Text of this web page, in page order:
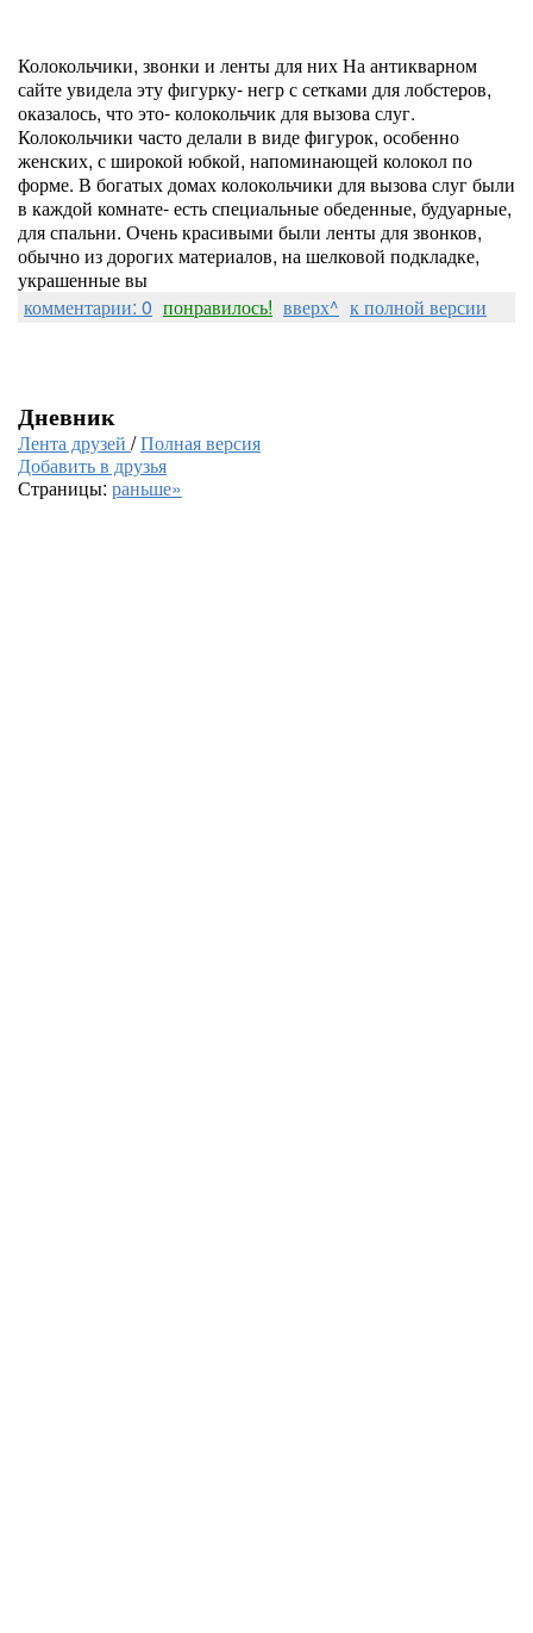
Колокольчики, звонки и ленты для них На антикварном
сайте увидела эту фигурку- негр с сетками для лобстеров,
оказалось, что это- колокольчик для вызова слуг.
Колокольчики часто делали в виде фигурок, особенно
женских, с широкой юбкой, напоминающей колокол по
форме. В богатых домах колокольчики для вызова слуг были
в каждой комнате- есть специальные обеденные, будуарные,
для спальни. Очень красивыми были ленты для звонков,
обычно из дорогих материалов, на шелковой подкладке,
украшенные вы
комментарии: 0 понравилось! вверх^ к полной версии
Дневник
Лента друзей /Полная версия
Добавить в друзья
Страницы: раньше»